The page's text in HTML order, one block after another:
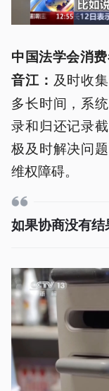
中国法学会消
音江： 及时收
多长时间，系
录和归还记录
极及时解决问
维权障碍。
如果协商没有